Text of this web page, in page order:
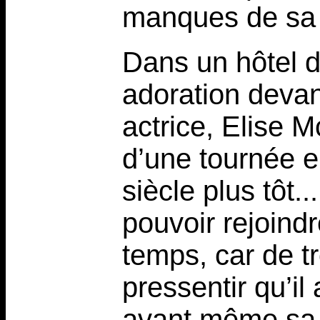
manques de
Dans un hôtel
adoration
actrice, Elise
d’une tournée
siècle plus
pouvoir
temps, car de
pressentir